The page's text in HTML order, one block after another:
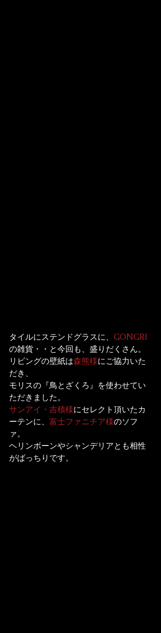
タイルにステンドグラスに、 GONGRI
の雑貨・・と今回も、盛りだくさん。
リビングの壁紙は森熊様にご協力いた
だき、
モリスの『鳥とざくろ』を使わせてい
ただきました。
サンアイ・吉積様にセレクト頂いたカ
ーテンに、 富士ファニチア様のソフ
ァ。
ヘリンボーンやシャンデリアとも相性
がばっちりです。